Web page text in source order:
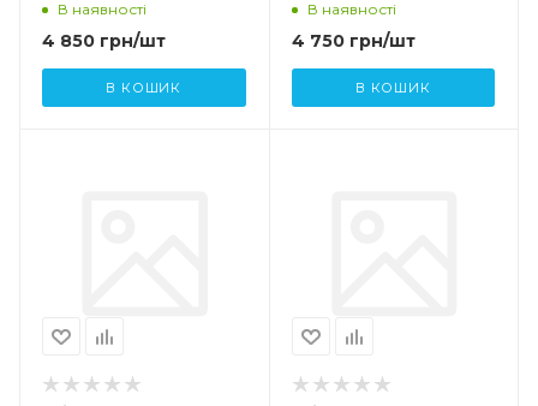
- BВ наявності
4 850 грн/шт
В КОШИК
TX-AВ наявності
4 750грн/шт
В КОШИК